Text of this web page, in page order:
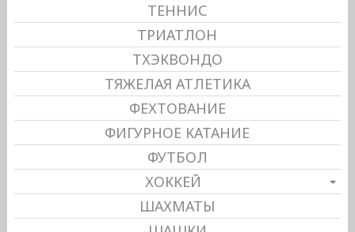
ТЕННИС
ТРИАТЛОН
ТХЭКВОНДО
ТЯЖЕЛАЯ АТЛЕТИКА
ФЕХТОВАНИЕ
ФИГУРНОЕ КАТАНИЕ
ФУТБОЛ
ХОККЕЙ
ШАХМАТЫ